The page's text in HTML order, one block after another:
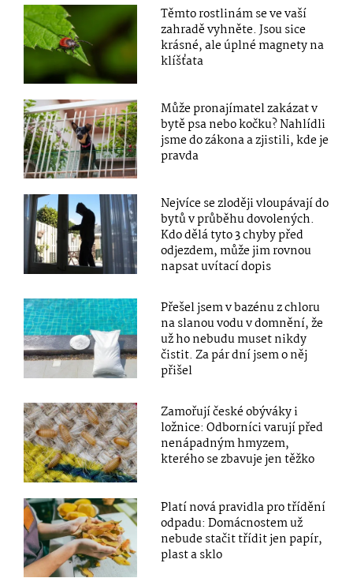
Těmto rostlinám se ve vaší
zahradě vyhněte. Jsou sice
krásné, ale úplné magnety na
klíšťata
Může pronajímatel zakázat v
bytě psa nebo kočku? Nahlídli
jsme do zákona a zjistili, kde je
pravda
Nejvíce se zloději vloupávají do
bytů v průběhu dovolených.
Kdo dělá tyto 3 chyby před
odjezdem, může jim rovnou
napsat uvítací dopis
Přešel jsem v bazénu z chloru
na slanou vodu v domnění, že
už ho nebudu muset nikdy
čistit. Za pár dní jsem o něj
přišel
Zamořují české obýváky i
ložnice: Odborníci varují před
nenápadným hmyzem,
kterého se zbavuje jen těžko
Platí nová pravidla pro třídění
odpadu: Domácnostem už
nebude stačit třídit jen papír,
plast a sklo